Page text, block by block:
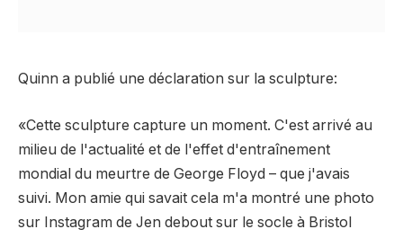
Quinn a publié une déclaration sur la sculpture:
«Cette sculpture capture un moment. C'est arrivé au
milieu de l'actualité et de l'effet d'entraînement
mondial du meurtre de George Floyd – que j'avais
suivi. Mon amie qui savait cela m'a montré une photo
sur Instagram de Jen debout sur le socle à Bristol